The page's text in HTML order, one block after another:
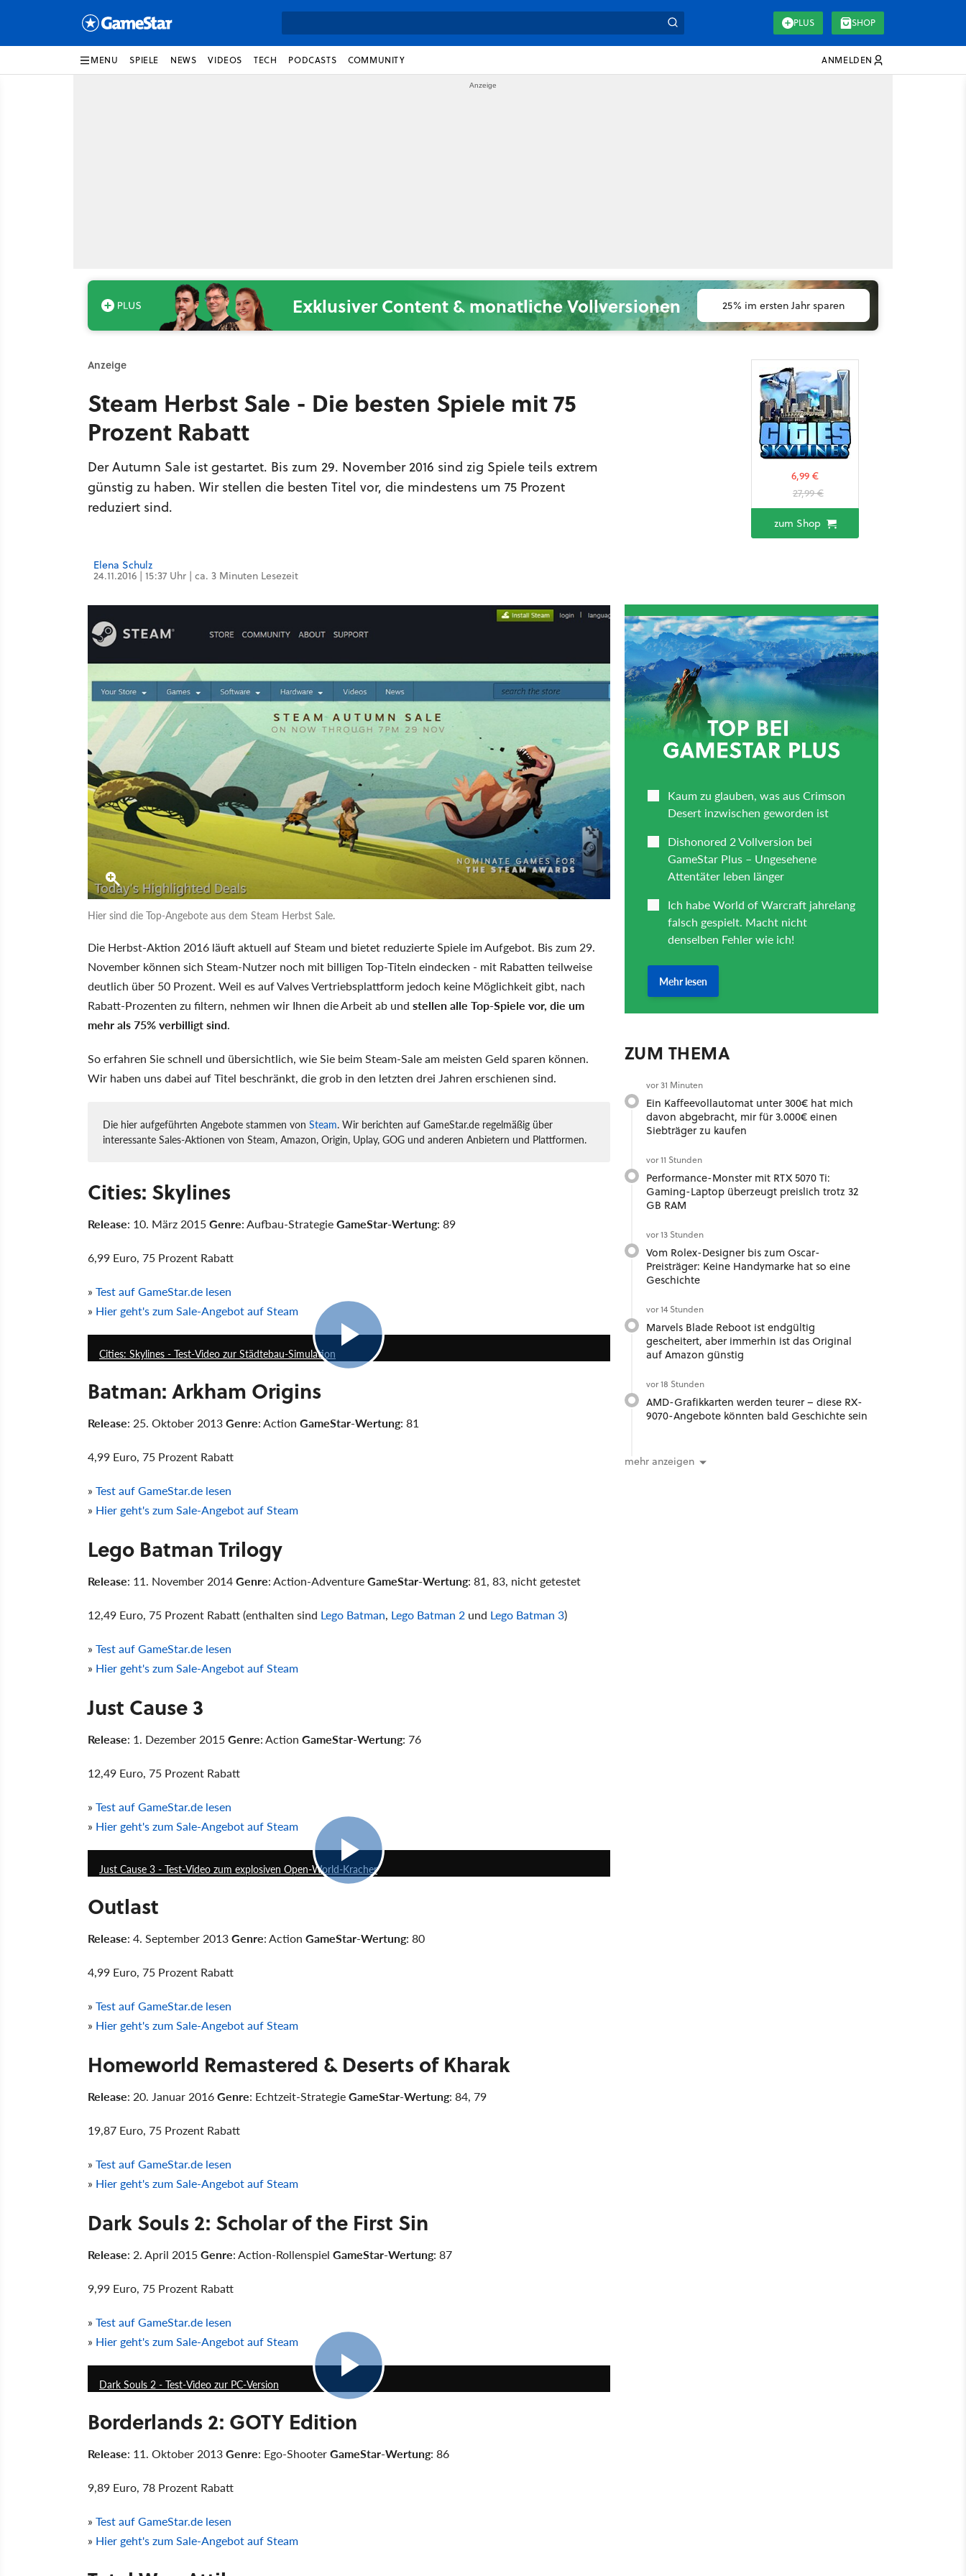
PLUS SHOP
MENU SPIELE NEWS VIDEOS TECH PODCASTS COMMUNITY ANMELDEN
Exklusiver Content & monatliche Vollversionen 25% im ersten Jahr sparen
Anzeige
Steam Herbst Sale - Die besten Spiele mit 75
Prozent Rabatt
Der Autumn Sale ist gestartet. Bis zum 29. November 2016 sind zig Spiele teils extrem
günstig zu haben. Wir stellen die besten Titel vor, die mindestens um 75 Prozent
reduziert sind.
6,99 €
27,99 €
zum Shop
Elena Schulz
24.11.2016 | 15:37 Uhr | ca. 3 Minuten Lesezeit
Hier sind die Top-Angebote aus dem Steam Herbst Sale.
Die Herbst-Aktion 2016 läuft aktuell auf Steam und bietet reduzierte Spiele im Aufgebot. Bis zum 29.
November können sich Steam-Nutzer noch mit billigen Top-Titeln eindecken - mit Rabatten teilweise
deutlich über 50 Prozent. Weil es auf Valves Vertriebsplattform jedoch keine Möglichkeit gibt, nach
Rabatt-Prozenten zu filtern, nehmen wir Ihnen die Arbeit ab und stellen alle Top-Spiele vor, die um
mehr als 75% verbilligt sind.
So erfahren Sie schnell und übersichtlich, wie Sie beim Steam-Sale am meisten Geld sparen können.
Wir haben uns dabei auf Titel beschränkt, die grob in den letzten drei Jahren erschienen sind.
Die hier aufgeführten Angebote stammen von Steam. Wir berichten auf GameStar.de regelmäßig über
interessante Sales-Aktionen von Steam, Amazon, Origin, Uplay, GOG und anderen Anbietern und Plattformen.
Cities: Skylines
Release: 10. März 2015Genre: Aufbau-StrategieGameStar-Wertung: 89
6,99 Euro, 75 Prozent Rabatt
» Test auf GameStar.de lesen
» Hier geht's zum Sale-Angebot auf Steam
Cities: Skylines - Test-Video zur Städtebau-Simulation
Batman: Arkham Origins
Release: 25. Oktober 2013Genre: Action GameStar-Wertung: 81
4,99 Euro, 75 Prozent Rabatt
» Test auf GameStar.de lesen
» Hier geht's zum Sale-Angebot auf Steam
Lego Batman Trilogy
Release: 11. November 2014Genre: Action-AdventureGameStar-Wertung: 81, 83, nicht getestet
12,49 Euro, 75 Prozent Rabatt (enthalten sind Lego Batman, Lego Batman 2 und Lego Batman 3)
» Test auf GameStar.de lesen
» Hier geht's zum Sale-Angebot auf Steam
Just Cause 3
Release: 1. Dezember 2015Genre: Action GameStar-Wertung: 76
12,49 Euro, 75 Prozent Rabatt
» Test auf GameStar.de lesen
» Hier geht's zum Sale-Angebot auf Steam
Just Cause 3 - Test-Video zum explosiven Open-World-Kracher
Outlast
Release: 4. September 2013Genre: Action GameStar-Wertung: 80
4,99 Euro, 75 Prozent Rabatt
» Test auf GameStar.de lesen
» Hier geht's zum Sale-Angebot auf Steam
Homeworld Remastered & Deserts of Kharak
Release: 20. Januar 2016Genre: Echtzeit-StrategieGameStar-Wertung: 84, 79
19,87 Euro, 75 Prozent Rabatt
» Test auf GameStar.de lesen
» Hier geht's zum Sale-Angebot auf Steam
Dark Souls 2: Scholar of the First Sin
Release: 2. April 2015Genre: Action-Rollenspiel GameStar-Wertung: 87
9,99 Euro, 75 Prozent Rabatt
» Test auf GameStar.de lesen
» Hier geht's zum Sale-Angebot auf Steam
Dark Souls 2 - Test-Video zur PC-Version
Borderlands 2: GOTY Edition
Release: 11. Oktober 2013Genre: Ego-ShooterGameStar-Wertung: 86
9,89 Euro, 78 Prozent Rabatt
» Test auf GameStar.de lesen
» Hier geht's zum Sale-Angebot auf Steam
ZUM THEMA
vor 31 Minuten
Ein Kaffeevollautomat unter 300€ hat mich
davon abgebracht, mir für 3.000€ einen
Siebträger zu kaufen
vor 11 Stunden
Performance-Monster mit RTX 5070 Ti:
Gaming-Laptop überzeugt preislich trotz 32
GB RAM
vor 13 Stunden
Vom Rolex-Designer bis zum Oscar-
Preisträger: Keine Handymarke hat so eine
Geschichte
vor 14 Stunden
Marvels Blade Reboot ist endgültig
gescheitert, aber immerhin ist das Original
auf Amazon günstig
vor 18 Stunden
AMD-Grafikkarten werden teurer – diese RX-
9070-Angebote könnten bald Geschichte sein
mehr anzeigen